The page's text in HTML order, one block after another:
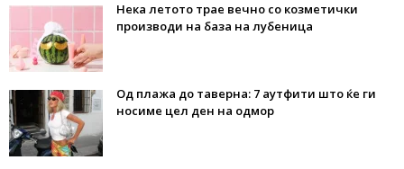
Нека летото трае вечно со козметички
производи на база на лубеница
Од плажа до таверна: 7 аутфити што ќе ги
носиме цел ден на одмор